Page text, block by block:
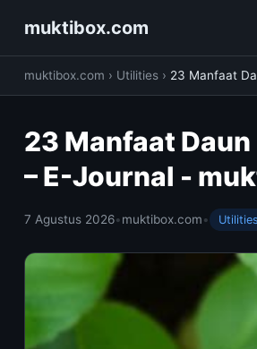
muktibox.com
muktibox.com › Utilities › 23 Manfaat
23 Manfaat
– E-Journal -
7 Agustus 2026•muktibox.com• Utilities